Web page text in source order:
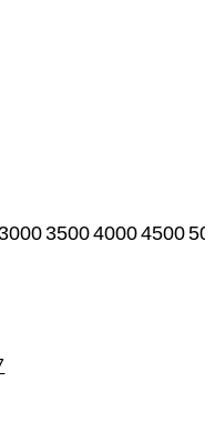
350040004500